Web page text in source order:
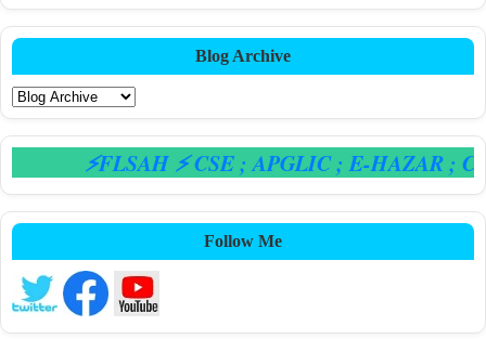
Blog Archive
⚡FLSAH ⚡ CSE; APGLIC; E-HAZAR; CPS
Follow Me